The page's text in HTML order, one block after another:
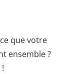
que votre
ensemble ?